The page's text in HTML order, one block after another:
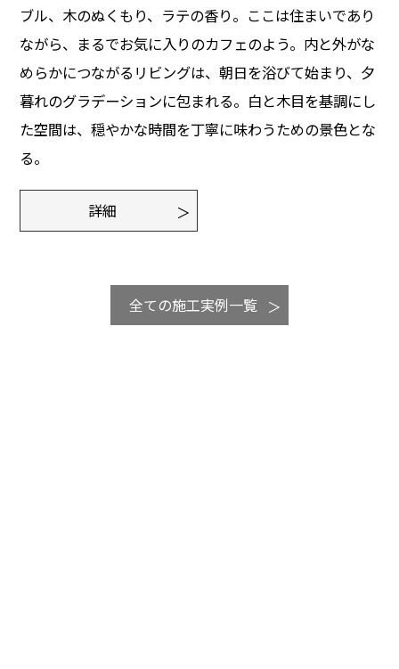
ブル、木のぬくもり、ラテの香り。ここは住まいであり
ながら、まるでお気に入りのカフェのよう。内と外がな
めらかにつながるリビングは、朝日を浴びて始まり、夕
暮れのグラデーションに包まれる。白と木目を基調にし
た空間は、穏やかな時間を丁寧に味わうための景色とな
る。
詳細
全ての施工実例一覧